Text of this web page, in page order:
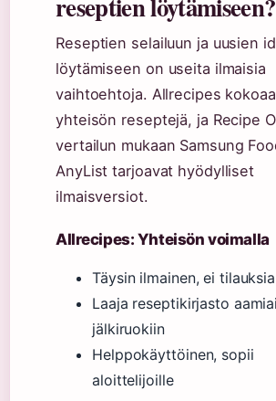
Reseptien selailuun ja uusien
löytämiseen on useita ilmaisia
vaihtoehtoja. Allrecipes kokoaa
yhteisön reseptejä, ja Recipe
vertailun mukaan Samsung
AnyList tarjoavat hyödylliset
ilmaisversiot.
Allrecipes: Yhteisön voimalla
Täysin ilmainen, ei tilauksia
Laaja reseptikirjasto
jälkiruokiin
Helppokäyttöinen, sopii
aloittelijoille